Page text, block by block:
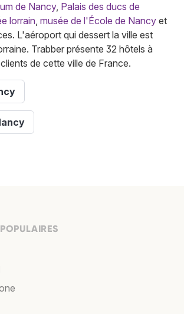
de Nancy, Palais des ducs de
lorrain, musée de l'École de Nancy et
L'aéroport qui dessert la ville est
Trabber présente 32 hôtels à
de cette ville de France.